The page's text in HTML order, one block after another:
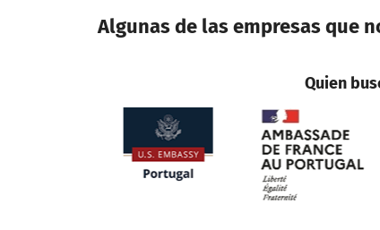
Algunas de las empresas que
Quien